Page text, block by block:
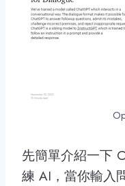
先簡單介紹一下
練 AI，當你輸入